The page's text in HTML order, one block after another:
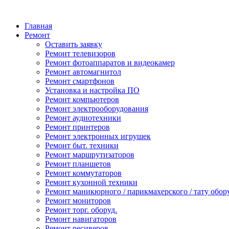
Главная
Ремонт
Оставить заявку
Ремонт телевизоров
Ремонт фотоаппаратов и видеокамер
Ремонт автомагнитол
Ремонт смартфонов
Установка и настройка ПО
Ремонт компьютеров
Ремонт электрооборудования
Ремонт аудиотехники
Ремонт принтеров
Ремонт электронных игрушек
Ремонт быт. техники
Ремонт маршрутизаторов
Ремонт планшетов
Ремонт коммутаторов
Ремонт кухонной техники
Ремонт маникюрного / парикмахерского / тату
Ремонт мониторов
Ремонт торг. оборуд.
Ремонт навигаторов